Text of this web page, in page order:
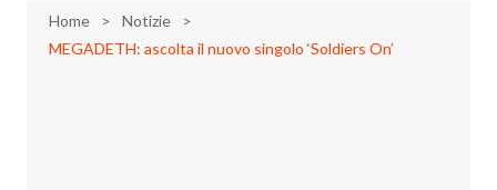
Home
Notizie
MEGADETH: ascolta il nuovo singolo ‘Soldiers On’